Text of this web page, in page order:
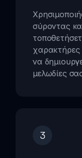
σύροντας
χαρακτήρες
να
μελωδίες
3